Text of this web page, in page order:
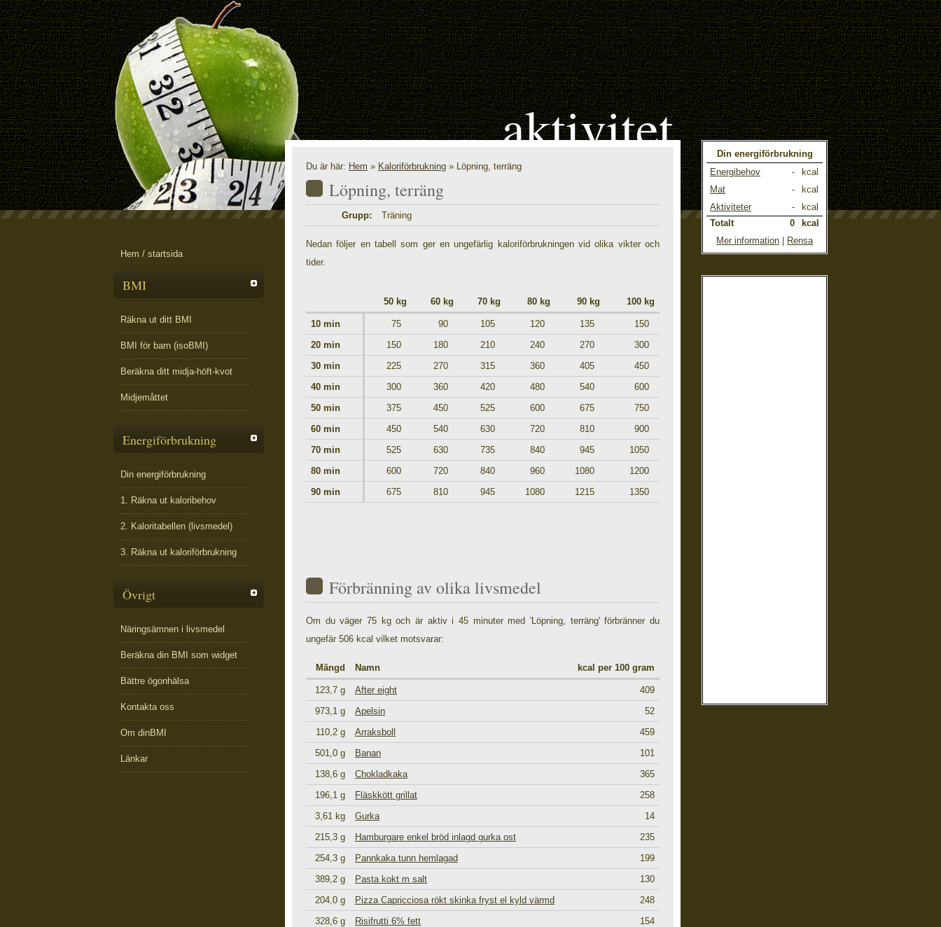
aktivitet
Hem / startsida
BMI
Räkna ut ditt BMI
BMI för barn (isoBMI)
Beräkna ditt midja-höft-kvot
Midjemåttet
Energiförbrukning
Din energiförbrukning
1. Räkna ut kaloribehov
2. Kaloritabellen (livsmedel)
3. Räkna ut kaloriförbrukning
Övrigt
Näringsämnen i livsmedel
Beräkna din BMI som widget
Bättre ögonhälsa
Kontakta oss
Om dinBMI
Länkar
Du är här: Hem » Kaloriförbrukning » Löpning, terräng
Löpning, terräng
Grupp: Träning
Nedan följer en tabell som ger en ungefärlig kaloriförbrukningen vid olika vikter och
tider.
50 kg 60 kg 70 kg 80 kg 90 kg 100 kg
10 min 75 90 105 120 135
150
20 min
150 180 210 240 270
300
30 min
225 270 315 360 405
450
40 min
300 360 420 480 540
600
50 min
375 450 525 600 675
750
60 min
450 540 630 720 810
900
70 min
525 630 735 840 945
1050
80 min
600 720 840 960 1080
1200
90 min
675 810 945 1080 1215 1350
Förbränning av olika livsmedel
Om du väger 75 kg och är aktiv i 45 minuter med 'Löpning, terräng' förbränner du
ungefär 506 kcal vilket motsvarar:
Mängd Namn kcal per 100 gram
123,7 g After eight
409
973,1 g
Apelsin
52
110,2 g
Arraksboll
459
501,0 g
Banan
101
138,6 g
Chokladkaka
365
196,1 g
Fläskkött grillat
258
3,61 kg
Gurka
14
215,3 g
Hamburgare enkel bröd inlagd gurka ost
235
254,3 g
Pannkaka tunn hemlagad
199
389,2 g
Pasta kokt m salt
130
204,0 g
Pizza Capricciosa rökt skinka fryst el kyld värmd
248
328,6 g
Risifrutti 6% fett
154
Din energiförbrukning
Energibehov
-
kcal
Mat
-
kcal
Aktiviteter
-
kcal
Totalt
0
kcal
Mer information
Rensa